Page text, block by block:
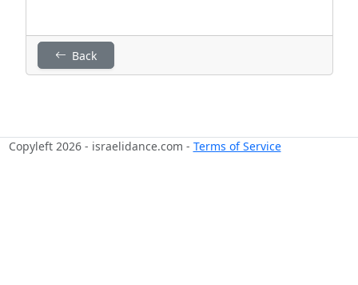
Back
Copyleft 2026 - israelidance.com - Terms of Service